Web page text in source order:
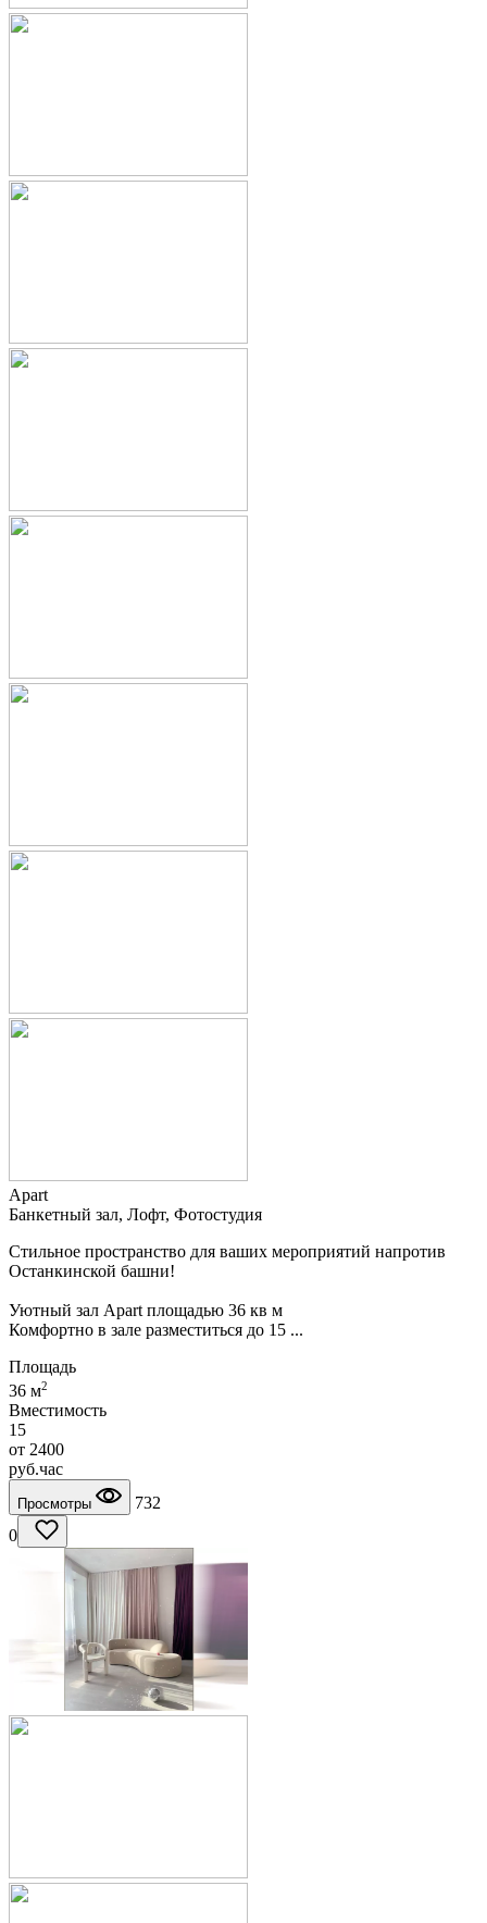
Apart
Банкетный зал, Лофт, Фотостудия
Стильное пространство для ваших мероприятий напротив
Останкинской башни!
Уютный зал Apart площадью 36 кв м
Комфортно в зале разместиться до 15 ...
Площадь
36 м2
Вместимость
15
от 2400
руб.час
Просмотры
732
0